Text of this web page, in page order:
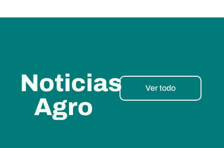
Noticias
Agro
Ver todo